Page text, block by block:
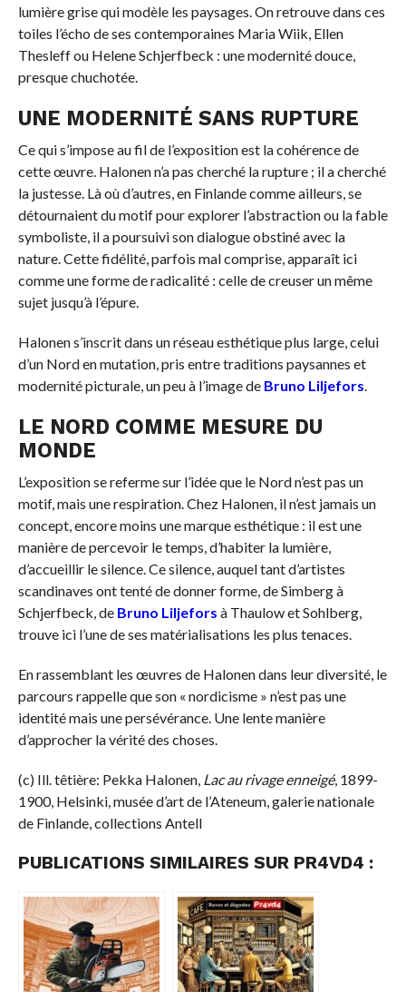
lumière grise qui modèle les paysages. On retrouve dans ces
toiles l’écho de ses contemporaines Maria Wiik, Ellen
Thesleff ou Helene Schjerfbeck : une modernité douce,
presque chuchotée.
UNE MODERNITÉ SANS RUPTURE
Ce qui s’impose au fil de l’exposition est la cohérence de
cette œuvre. Halonen n’a pas cherché la rupture ; il a cherché
la justesse. Là où d’autres, en Finlande comme ailleurs, se
détournaient du motif pour explorer l’abstraction ou la fable
symboliste, il a poursuivi son dialogue obstiné avec la
nature. Cette fidélité, parfois mal comprise, apparaît ici
comme une forme de radicalité : celle de creuser un même
sujet jusqu’à l’épure.
Halonen s’inscrit dans un réseau esthétique plus large, celui
d’un Nord en mutation, pris entre traditions paysannes et
modernité picturale, un peu à l’image de Bruno Liljefors
LE NORD COMME MESURE DU
MONDE
L’exposition se referme sur l’idée que le Nord n’est pas un
motif, mais une respiration. Chez Halonen, il n’est jamais un
concept, encore moins une marque esthétique : il est une
manière de percevoir le temps, d’habiter la lumière,
d’accueillir le silence. Ce silence, auquel tant d’artistes
scandinaves ont tenté de donner forme, de Simberg à
Schjerfbeck, de Bruno Liljefors à Thaulow et Sohlberg,
trouve ici l’une de ses matérialisations les plus tenaces.
En rassemblant les œuvres de Halonen dans leur diversité, le
parcours rappelle que son « nordicisme » n’est pas une
identité mais une persévérance. Une lente manière
d’approcher la vérité des choses.
(c) Ill. têtière: Pekka Halonen, Lac au rivage enneigé, 1899-
1900, Helsinki, musée d’art de l’Ateneum, galerie nationale
de Finlande, collections Antell
PUBLICATIONS SIMILAIRES SUR PR4VD4 :